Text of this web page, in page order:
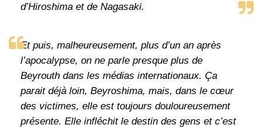
d’Hiroshima et de Nagasaki.
Et puis, malheureusement, plus d’un an après
l’apocalypse, on ne parle presque plus de
Beyrouth dans les médias internationaux. Ça
parait déjà loin, Beyroshima, mais, dans le cœur
des victimes, elle est toujours douloureusement
présente. Elle infléchit le destin des gens et c’est